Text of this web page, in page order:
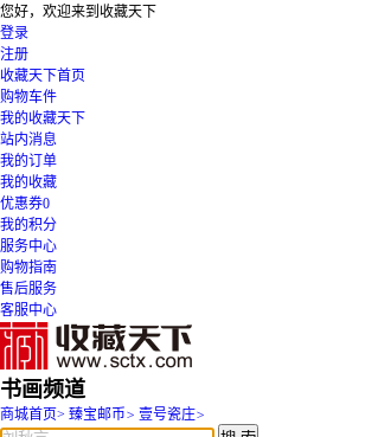
您好，欢迎来到收藏天下
登录
注册
收藏天下首页
购物车件
我的收藏天下
站内消息
我的订单
我的收藏
优惠券0
我的积分
服务中心
购物指南
售后服务
客服中心
书画频道
商城首页> 臻宝邮币> 壹号瓷庄>